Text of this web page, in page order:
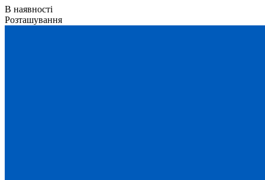
В наявності
Розташування